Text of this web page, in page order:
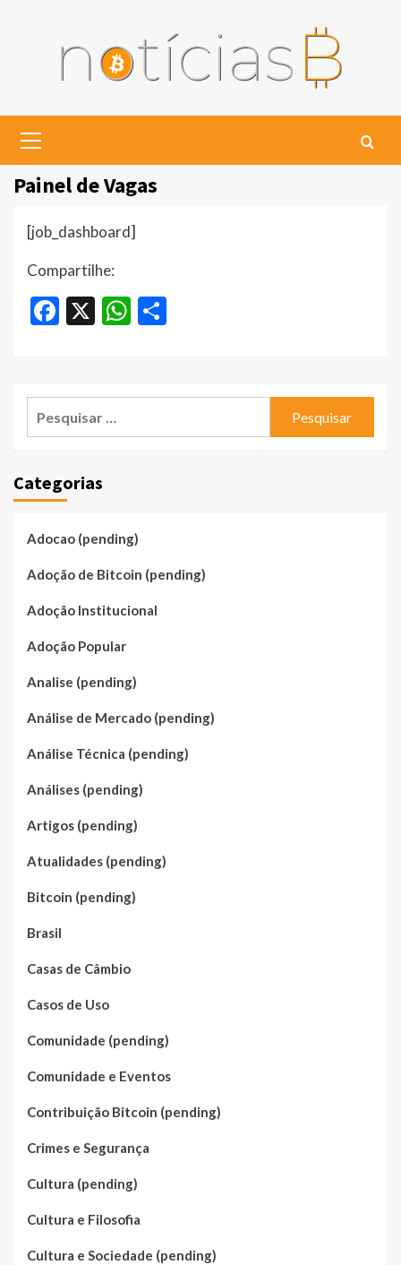
Menu
Painel de Vagas
[job_dashboard]
Compartilhe:
Facebook
X WhatsApp
Categorias
Adocao (pending)
Adoção de Bitcoin (pending)
Adoção Institucional
Adoção Popular
Analise (pending)
Análise de Mercado (pending)
Análise Técnica (pending)
Análises (pending)
Artigos (pending)
Atualidades (pending)
Bitcoin (pending)
Brasil
Casas de Câmbio
Casos de Uso
Comunidade (pending)
Comunidade e Eventos
Contribuição Bitcoin (pending)
Crimes e Segurança
Cultura (pending)
Cultura e Filosofia
Cultura e Sociedade (pending)